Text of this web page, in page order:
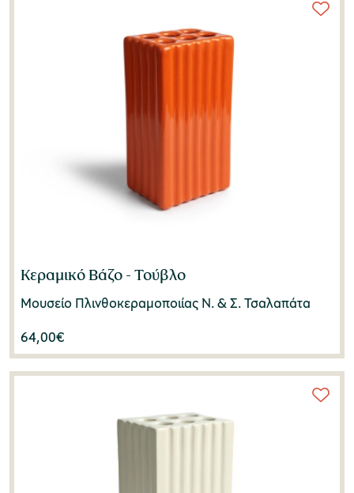
Κεραμικό Βάζο - Τούβλο
Μουσείο Πλινθοκεραμοποιίας N. & Σ. Τσαλαπάτα
64,00€